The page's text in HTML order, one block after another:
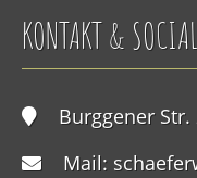
KONTAKT & SOCIAL
Burggener
Mail: